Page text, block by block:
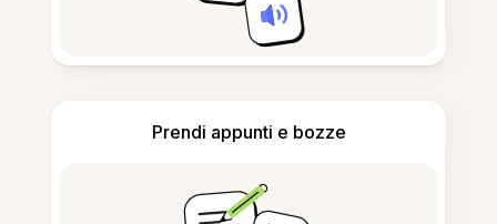
Prendi appunti e bozze